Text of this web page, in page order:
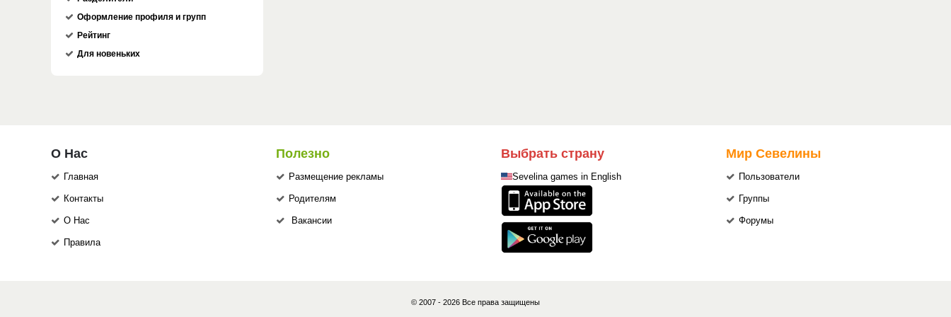
Оформление профиля и групп
Рейтинг
Для новеньких
О Нас
Главная
Контакты
О Нас
Правила
Полезно
Размещение рекламы
Родителям
Вакансии
Выбрать страну
Sevelina games in English
Мир Севелины
Пользователи
Группы
Форумы
© 2007 - 2026 Все права защищены